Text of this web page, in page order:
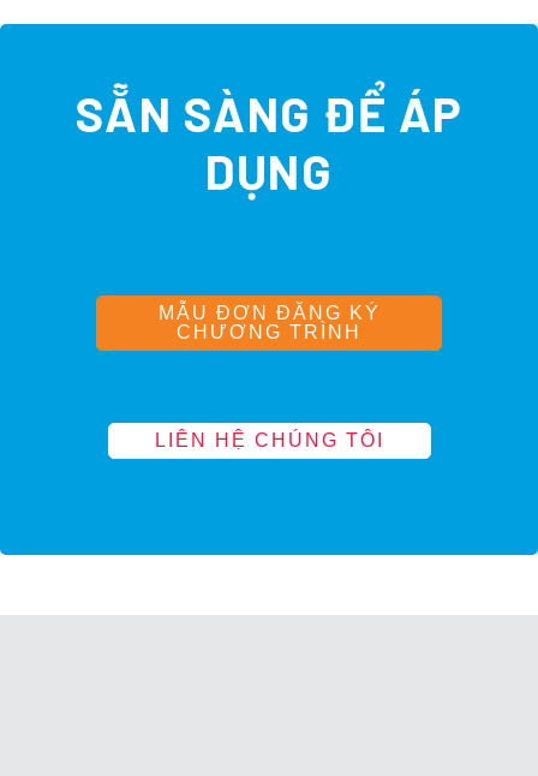
SẴN SÀNG ĐỂ ÁP
DỤNG
MẪU ĐƠN ĐĂNG KÝ
CHƯƠNG TRÌNH
LIÊN HỆ CHÚNG TÔI